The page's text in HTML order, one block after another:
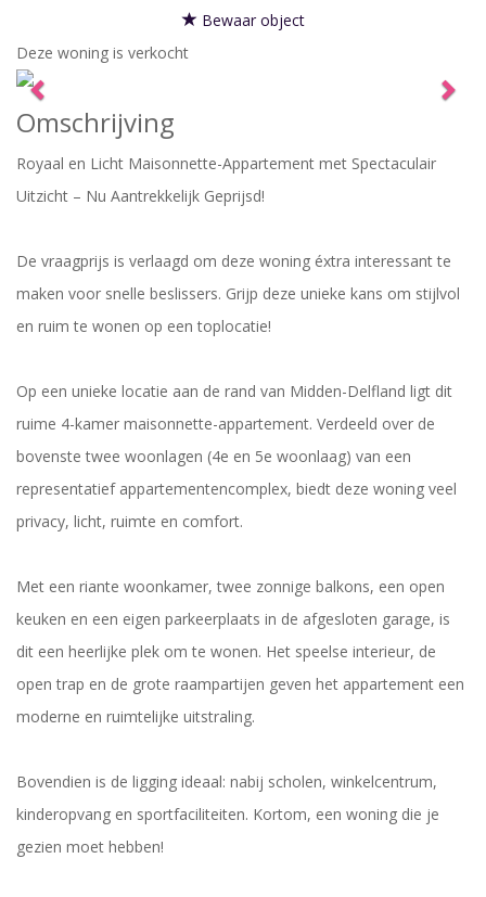
Bewaar object
Deze woning is verkocht
Previous
Omschrijving
Royaal en Licht Maisonnette-Appartement met Spectaculair
Uitzicht – Nu Aantrekkelijk Geprijsd!
De vraagprijs is verlaagd om deze woning éxtra interessant te
maken voor snelle beslissers. Grijp deze unieke kans om stijlvol
en ruim te wonen op een toplocatie!
Op een unieke locatie aan de rand van Midden-Delfland ligt dit
ruime 4-kamer maisonnette-appartement. Verdeeld over de
bovenste twee woonlagen (4e en 5e woonlaag) van een
representatief appartementencomplex, biedt deze woning veel
privacy, licht, ruimte en comfort.
Met een riante woonkamer, twee zonnige balkons, een open
keuken en een eigen parkeerplaats in de afgesloten garage, is
dit een heerlijke plek om te wonen. Het speelse interieur, de
open trap en de grote raampartijen geven het appartement een
moderne en ruimtelijke uitstraling.
Bovendien is de ligging ideaal: nabij scholen, winkelcentrum,
kinderopvang en sportfaciliteiten. Kortom, een woning die je
gezien moet hebben!